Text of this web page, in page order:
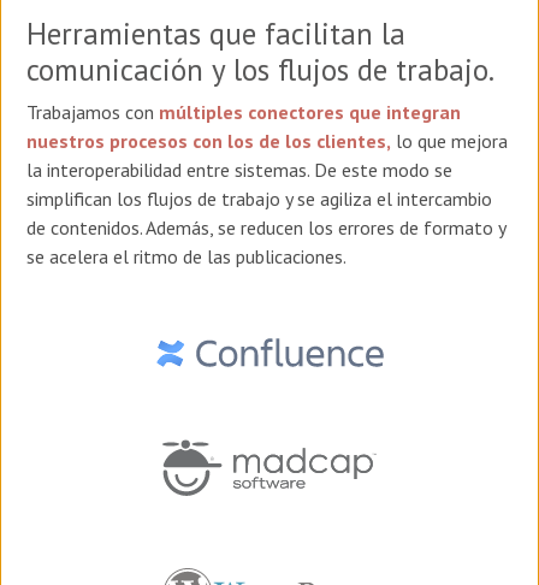
Herramientas que facilitan la
comunicación y los flujos de trabajo.
Trabajamos con múltiples conectores que integran
nuestros procesos con los de los clientes, lo que mejora
la interoperabilidad entre sistemas. De este modo se
simplifican los flujos de trabajo y se agiliza el intercambio
de contenidos. Además, se reducen los errores de formato y
se acelera el ritmo de las publicaciones.